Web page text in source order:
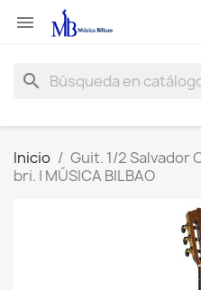

search
Inicio
Guit. 1/2 Salvador
bri. | MÚSICA BILBAO